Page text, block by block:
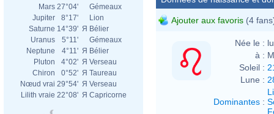
Mars 27°04'
Gémeaux
Jupiter
8°17'
Lion
Saturne 14°39' Я Bélier
Uranus
5°11'
Gémeaux
Neptune
4°11' Я Bélier
Pluton
4°02' Я Verseau
Chiron
0°52' Я Taureau
Nœud vrai 29°54' Я Verseau
Lilith vraie 22°08' Я Capricorne
Ajouter aux favoris (4
Née le :
à :
Soleil :
Lune :
Dominantes :